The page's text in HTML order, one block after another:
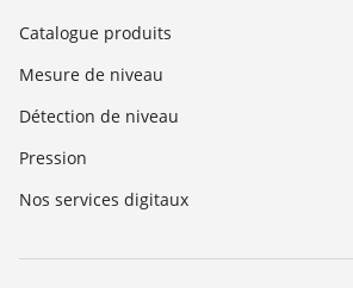
Catalogue produits
Mesure de niveau
Détection de niveau
Pression
Nos services digitaux